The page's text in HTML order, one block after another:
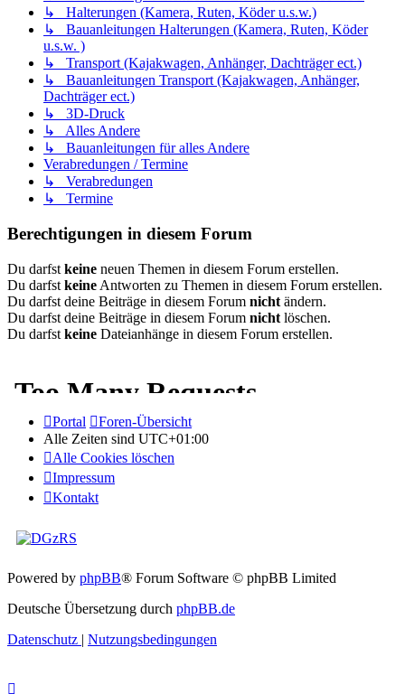
↳ Halterungen (Kamera, Ruten, Köder u.s.w.)
↳ Bauanleitungen Halterungen (Kamera, Ruten, Köder
u.s.w. )
↳ Transport (Kajakwagen, Anhänger, Dachträger ect.)
↳ Bauanleitungen Transport (Kajakwagen, Anhänger,
Dachträger ect.)
↳ 3D-Druck
↳ Alles Andere
↳ Bauanleitungen für alles Andere
Verabredungen / Termine
↳ Verabredungen
↳ Termine
Berechtigungen in diesem Forum
Du darfst keine neuen Themen in diesem Forum erstellen.
Du darfst keine Antworten zu Themen in diesem Forum erstellen.
Du darfst deine Beiträge in diesem Forum nicht ändern.
Du darfst deine Beiträge in diesem Forum nicht löschen.
Du darfst keine Dateianhänge in diesem Forum erstellen.
Portal
Foren-Übersicht
Alle Zeiten sind UTC+01:00
Alle Cookies löschen
Impressum
Kontakt
Powered by phpBB® Forum Software © phpBB Limited
Deutsche Übersetzung durch phpBB.de
Datenschutz | Nutzungsbedingungen